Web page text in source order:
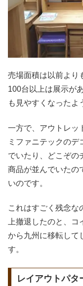
売場面積は以前より
100台以上は展示が
も見やすくなったよ
一方で、アウトレッ
ミファニテックの
でいたり、どこぞの
商品が並んでいたの
いのです。
これはすごく残念な
上撤退したのと、
から九州に移転して
す。
レイアウトパタ